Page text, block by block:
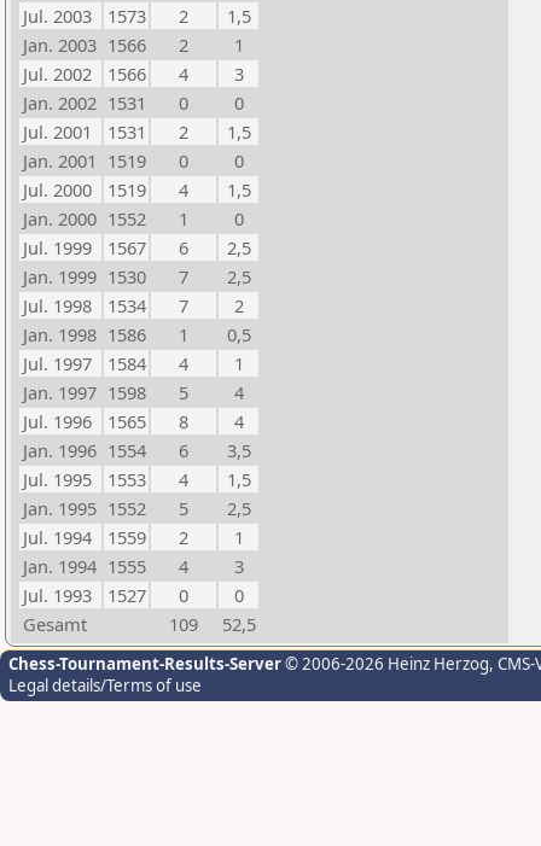
Jul. 2003
1573 2
1,5
Jan. 2003 1566 2
1
Jul. 2002
1566 4
3
Jan. 2002 1531 0
0
Jul. 2001
1531 2
1,5
Jan. 2001 1519 0
0
Jul. 2000
1519 4
1,5
Jan. 2000 1552 1
0
Jul. 1999
1567 6
2,5
Jan. 1999 1530 7
2,5
Jul. 1998
1534 7
2
Jan. 1998 1586 1
0,5
Jul. 1997
1584 4
1
Jan. 1997 1598 5
4
Jul. 1996
1565 8
4
Jan. 1996 1554 6
3,5
Jul. 1995
1553 4
1,5
Jan. 1995 1552 5
2,5
Jul. 1994
1559 2
1
Jan. 1994 1555 4
3
Jul. 1993
1527 0
0
Gesamt
109 52,5
Chess-Tournament-Results-Server© 2006-2026 Heinz Herzog,
Legal details/Terms of use